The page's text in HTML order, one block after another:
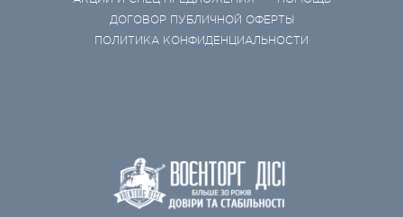
ДОГОВОР ПУБЛИЧНОЙ ОФЕРТЫ
ПОЛИТИКА КОНФИДЕНЦИАЛЬНОСТИ